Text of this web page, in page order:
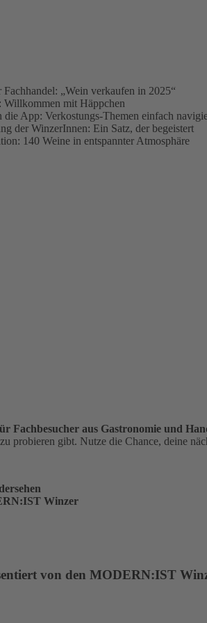
Fachhandel: „Wein verkaufen in 2025“
Willkommen mit Häppchen
die App: Verkostungs-Themen einfach
der WinzerInnen: Ein Satz, der begeistert
140 Weine in entspannter Atmosphäre
Fachbesucher aus Gastronomie und
probieren gibt. Nutze die Chance, deine
Winzer
von den MODERN:IST